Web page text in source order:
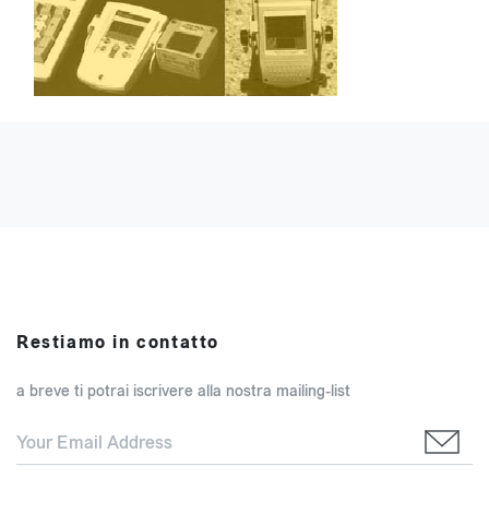
Restiamo in contatto
a breve ti potrai iscrivere alla nostra mailing-list